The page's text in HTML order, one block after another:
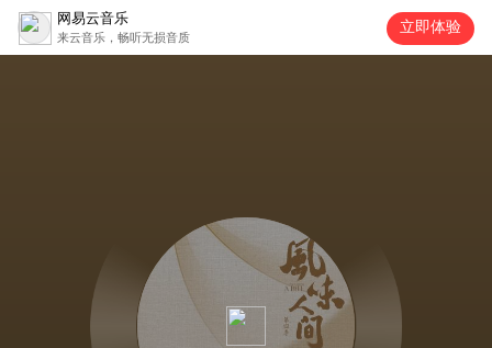
网易云音乐
来云音乐，畅听无损音质
立即体验